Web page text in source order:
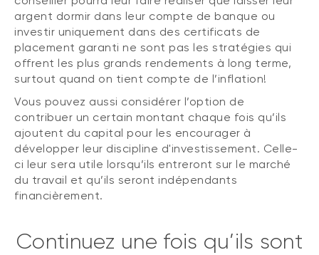
argent dormir dans leur compte de banque ou
investir uniquement dans des certificats de
placement garanti ne sont pas les stratégies qui
offrent les plus grands rendements à long terme,
surtout quand on tient compte de l’inflation!
Vous pouvez aussi considérer l’option de
contribuer un certain montant chaque fois qu’ils
ajoutent du capital pour les encourager à
développer leur discipline d'investissement. Celle-
ci leur sera utile lorsqu’ils entreront sur le marché
du travail et qu’ils seront indépendants
financièrement.
Continuez une fois qu’ils sont